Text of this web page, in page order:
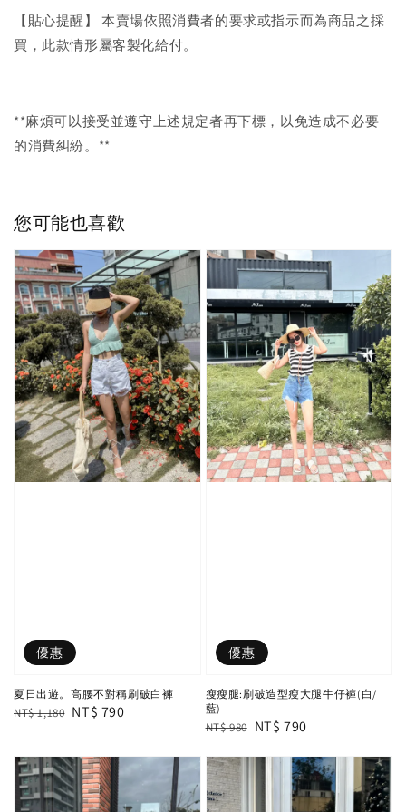
【貼心提醒】 本賣場依照消費者的要求或指示而為商品之採
買，此款情形屬客製化給付。
**麻煩可以接受並遵守上述規定者再下標，以免造成不必要
的消費糾紛。**
您可能也喜歡
優惠
夏日出遊。高腰不對稱刷破白褲
Regular
NT$ 1,180 Sale
NT$ 790
優惠
瘦瘦腿:刷破造型瘦大腿牛仔褲(白/
藍)
Regular
NT$ 980 Sale
NT$ 790